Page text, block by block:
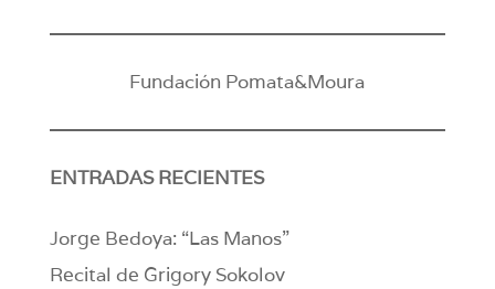
Fundación Pomata&Moura
ENTRADAS RECIENTES
Jorge Bedoya: “Las Manos”
Recital de Grigory Sokolov